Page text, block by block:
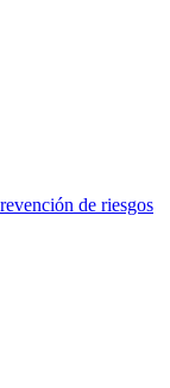
de riesgos